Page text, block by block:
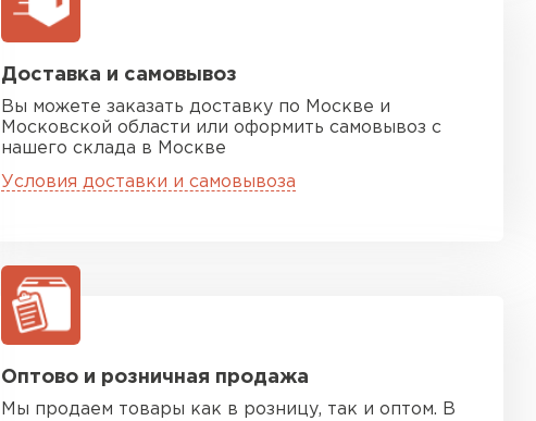
Доставка и самовывоз
Вы можете заказать доставку по Москве и
Московской области или оформить самовывоз с
нашего склада в Москве
Условия доставки и самовывоза
Оптово и розничная продажа
Мы продаем товары как в розницу, так и оптом. В